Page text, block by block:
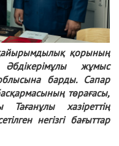
қорының
жұмыс
барды. Сапар
төрағасы,
хазіреттің
негізгі бағыттар